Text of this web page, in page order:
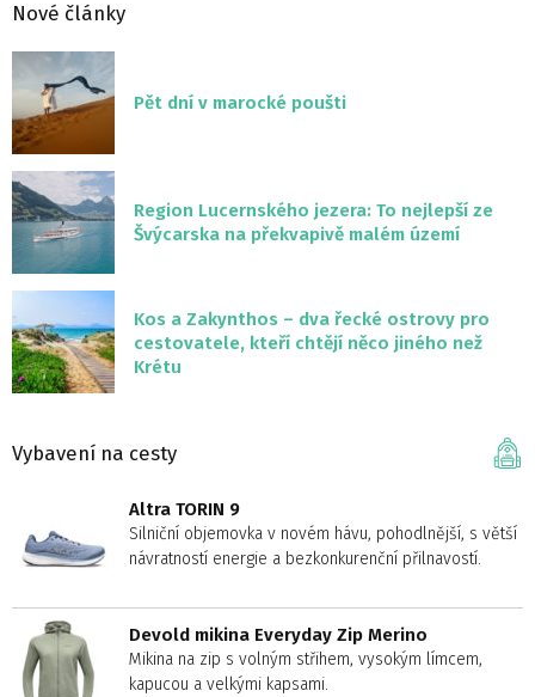
Nové články
Pět dní v marocké poušti
Region Lucernského jezera: To nejlepší ze
Švýcarska na překvapivě malém území
Kos a Zakynthos – dva řecké ostrovy pro
cestovatele, kteří chtějí něco jiného než
Krétu
Vybavení na cesty
Altra TORIN 9
Silniční objemovka v novém hávu, pohodlnější, s větší
návratností energie a bezkonkurenční přilnavostí.
Devold mikina Everyday Zip Merino
Mikina na zip s volným střihem, vysokým límcem,
kapucou a velkými kapsami.